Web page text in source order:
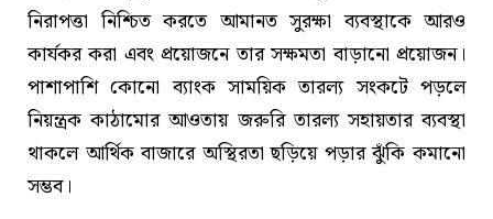
নিরাপত্তা নিশ্চিত করতে আমানত সুরক্ষা ব্যবস্থাকে আরও
কার্যকর করা এবং প্রয়োজনে তার সক্ষমতা বাড়ানো প্রয়োজন।
পাশাপাশি কোনো ব্যাংক সাময়িক তারল্য সংকটে পড়লে
নিয়ন্ত্রক কাঠামোর আওতায় জরুরি তারল্য সহায়তার ব্যবস্থা
থাকলে আর্থিক বাজারে অস্থিরতা ছড়িয়ে পড়ার ঝুঁকি কমানো
সম্ভব।